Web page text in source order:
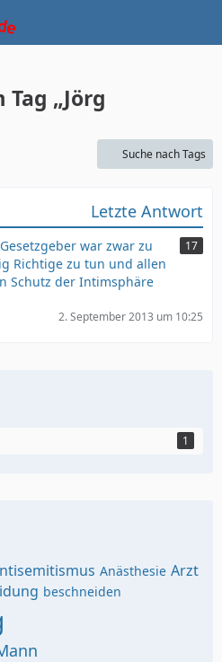
„Jörg
Suche nach Tags
Letzte Antwort
war zwar zu
Richtige zu tun und allen
Schutz der Intimsphäre
17
2. September 2013 um 10:25
1
Anästhesie Arzt
beschneiden